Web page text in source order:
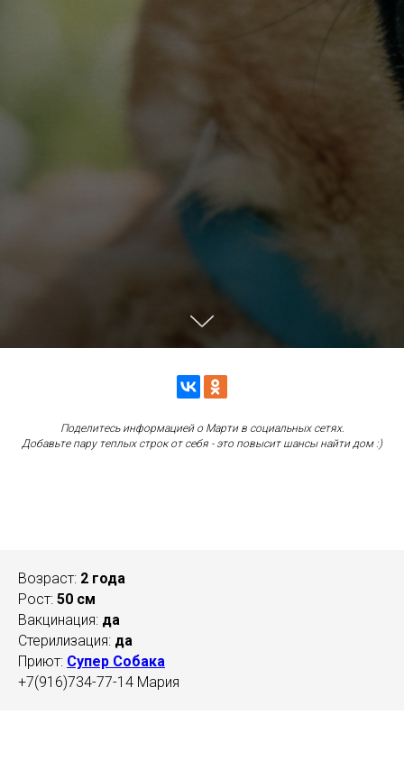
Поделитесь информацией о Марти в социальных сетях.
Добавьте пару теплых строк от себя - это повысит шансы найти дом :)
Возраст: 2 года
Рост: 50 см
Вакцинация: да
Стерилизация: да
Приют: Супер Собака
+7(916)734-77-14 Мария